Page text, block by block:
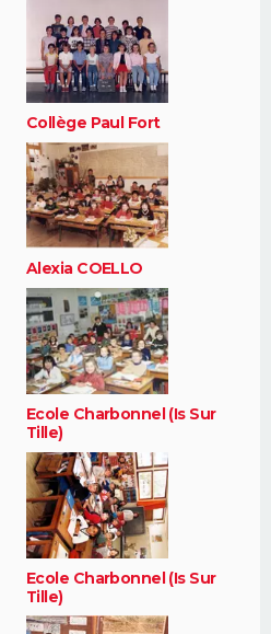
Collège Paul Fort
Alexia COELLO
Ecole Charbonnel (Is Sur
Tille)
Ecole Charbonnel (Is Sur
Tille)